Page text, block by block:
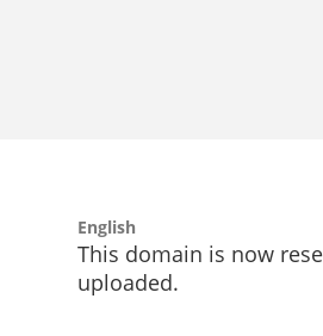
English
This domain is now
uploaded.